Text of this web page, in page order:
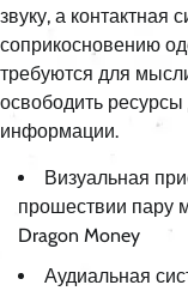
звуку, а контактная
соприкосновению
требуются для
освободить
информации.
Визуальная
прошествии пару
Dragon Money
Аудиальная